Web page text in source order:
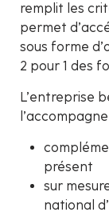
remplit les
permet
sous forme
2 pour 1 des
L’entreprise
présent
sur
national